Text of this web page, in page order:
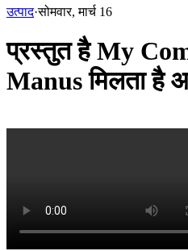
उत्पाद·सोमवार, मार्च 16
प्रस्तुत है My
Manus मिलता है